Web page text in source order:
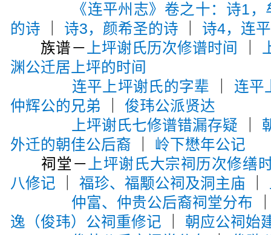
《连平州志》卷之十：诗1
的诗
诗3，颜希圣的诗
诗4，连
族谱－ 上坪谢氏历次修谱时间
渊公迁居上坪的时间
连平上坪谢氏的字辈
连平
仲辉公的兄弟
俊玮公派贤达
上坪谢氏七修谱错漏存疑
外迁的朝佳公后裔
岭下懋年公记
祠堂－ 上坪谢氏大宗祠历次修缮
八修记 ｜福珍、福颙公祠及洞主庙
仲富、仲贵公后裔祠堂分布
逸（俊玮）公祠重修记
朝应公祠始